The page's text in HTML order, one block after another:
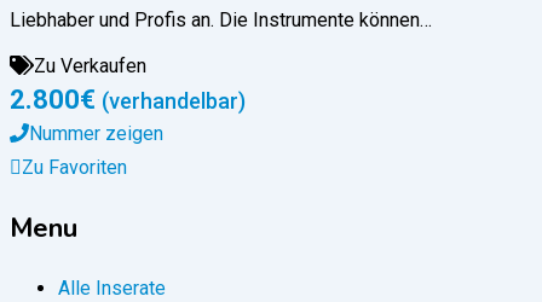
Liebhaber und Profis an. Die Instrumente können…
Zu Verkaufen
2.800€ (verhandelbar)
Nummer zeigen
Zu Favoriten
Menu
Alle Inserate